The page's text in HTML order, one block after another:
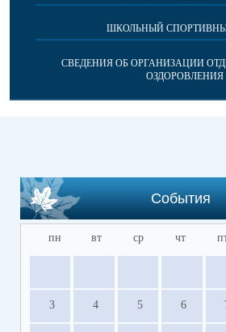
ШКОЛЬНЫЙ
СВЕДЕНИЯ ОБ ОРГАНИЗАЦИИ
ОЗДОРОВЛЕНИЯ
События
пн вт ср чт
3 4 5 6